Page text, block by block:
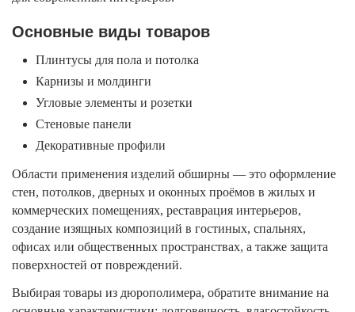
Основные виды товаров
Плинтусы для пола и потолка
Карнизы и молдинги
Угловые элементы и розетки
Стеновые панели
Декоративные профили
Области применения изделий обширны — это оформление
стен, потолков, дверных и оконных проёмов в жилых и
коммерческих помещениях, реставрация интерьеров,
создание изящных композиций в гостиных, спальнях,
офисах или общественных пространствах, а также защита
поверхностей от повреждений.
Выбирая товары из дюрополимера, обратите внимание на